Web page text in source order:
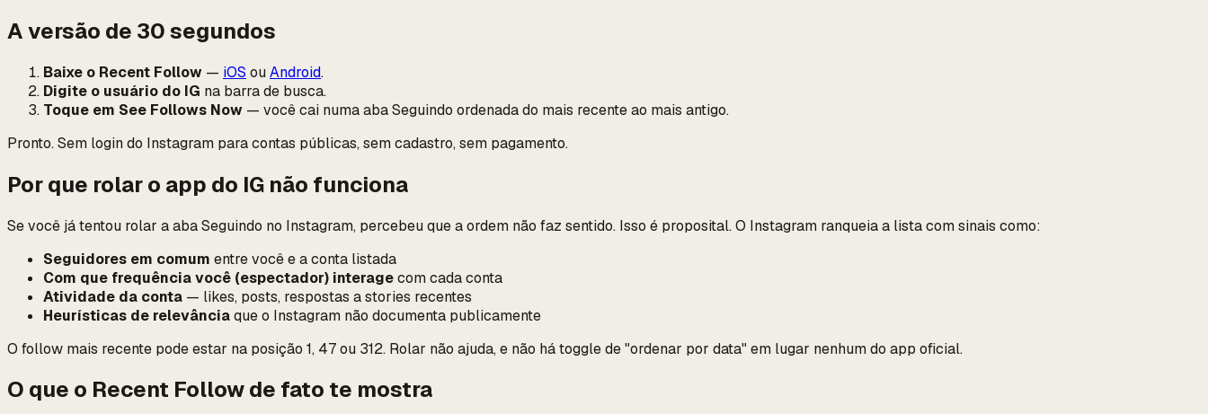
A versão de 30 segundos
Baixe o Recent Follow — iOS ouAndroid.
Digite o usuário do IG na barra de busca.
Toque em See Follows Now — você cai numa aba Seguindo ordenada do mais recente ao mais antigo.
Pronto. Sem login do Instagram para contas públicas, sem cadastro, sem pagamento.
Por que rolar o app do IG não funciona
Se você já tentou rolar a aba Seguindo no Instagram, percebeu que a ordem não faz sentido. Isso é proposital. O Instagram ranqueia a lista com sinais como:
Seguidores em comum entre você e a conta listada
Com que frequência você (espectador) interagecom cada conta
Atividade da conta — likes, posts, respostas a stories recentes
Heurísticas de relevânciaque o Instagram não documenta publicamente
O follow mais recente pode estar na posição 1, 47 ou 312. Rolar não ajuda, e não há toggle de "ordenar por data" em lugar nenhum do app oficial.
O que o Recent Follow de fato te mostra